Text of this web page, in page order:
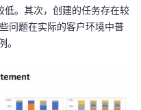
低。其次，创建的任务存在较
问题在实际的客户环境中普
。